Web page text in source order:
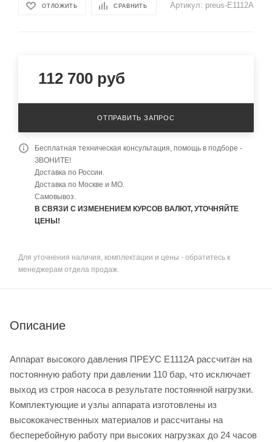
ОТЛОЖИТЬ СРАВНИТЬ Артикул: preus-Е1112А
112 700 руб
ОТПРАВИТЬ ЗАПРОС
Бесплатная техническая консультация, помощь в подборе -
ЗВОНИТЕ!
Доставка по России.
Доставка по Москве и МО.
Самовывоз.
В СВЯЗИ С ИЗМЕНЕНИЕМ КУРСОВ ВАЛЮТ, УТОЧНЯЙТЕ
ЦЕНЫ!
Для уточнения наличия, комплектации и цены - обратитесь к
менеджерам отдела продаж.
Описание
Аппарат высокого давления ПРЕУС Е1112А рассчитан на
постоянную работу при давлении 110 бар, что исключает
выход из строя насоса в результате постоянной нагрузки.
Комплектующие и узлы аппарата изготовлены из
высококачественных материалов и рассчитаны на
бесперебойную работу при высоких нагрузках до 24 часов